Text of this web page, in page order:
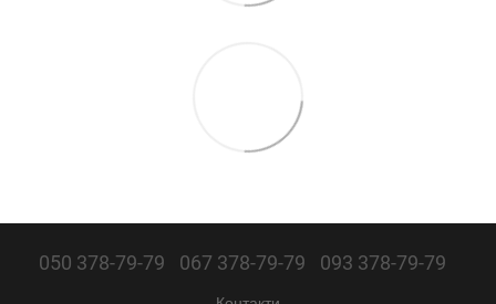
050 378-79-79 067 378-79-79 093 378-79-79